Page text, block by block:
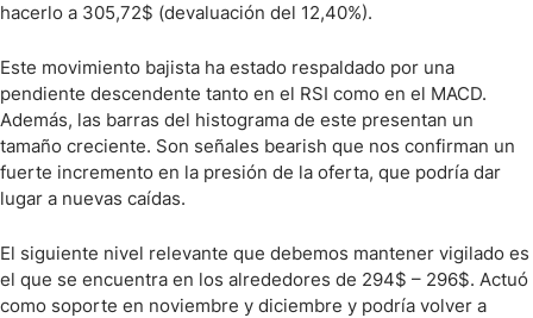
hacerlo a 305,72$ (devaluación del 12,40%).
Este movimiento bajista ha estado respaldado por una
pendiente descendente tanto en el RSI como en el MACD.
Además, las barras del histograma de este presentan un
tamaño creciente. Son señales bearish que nos confirman un
fuerte incremento en la presión de la oferta, que podría dar
lugar a nuevas caídas.
El siguiente nivel relevante que debemos mantener vigilado es
el que se encuentra en los alrededores de 294$ – 296$. Actuó
como soporte en noviembre y diciembre y podría volver a